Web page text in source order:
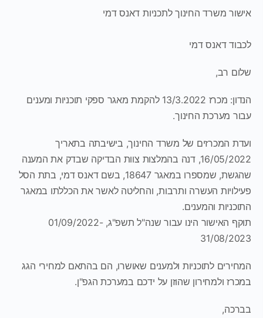
משרד החינוך לתכניות דאנס דמי
דאנס דמי
רב,
הנדון: מכרז 13/3.2022 להקמת מאגר ספקי תוכניות ומענים
מערכת החינוך.
המכרזים של משרד החינוך, בישיבתה בתאריך
16/05/2022, דנה בהמלצות צוות הבדיקה שבדק את המענה
שהגשת, שמספרו במאגר 18647, בשם דאנס דמי, בתת הסל
העשרה ותרבות, והחליטה לאשר את הכללתו במאגר
והמענים.
תוקף האישור הינו עבור שנה"ל תשפ"ג, 01/09/2022-
31/08/
לתוכניות ולמענים שאושרו, הם בהתאם למחירי הגג
ולמחירון שהוזן על ידכם במערכת הגפ"ן.